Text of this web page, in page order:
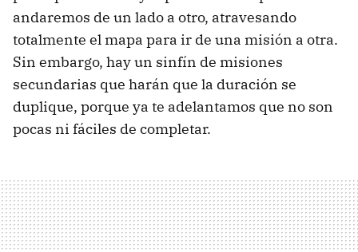
andaremos de un lado a otro, atravesando
totalmente el mapa para ir de una misión a otra.
Sin embargo, hay un sinfín de misiones
secundarias que harán que la duración se
duplique, porque ya te adelantamos que no son
pocas ni fáciles de completar.